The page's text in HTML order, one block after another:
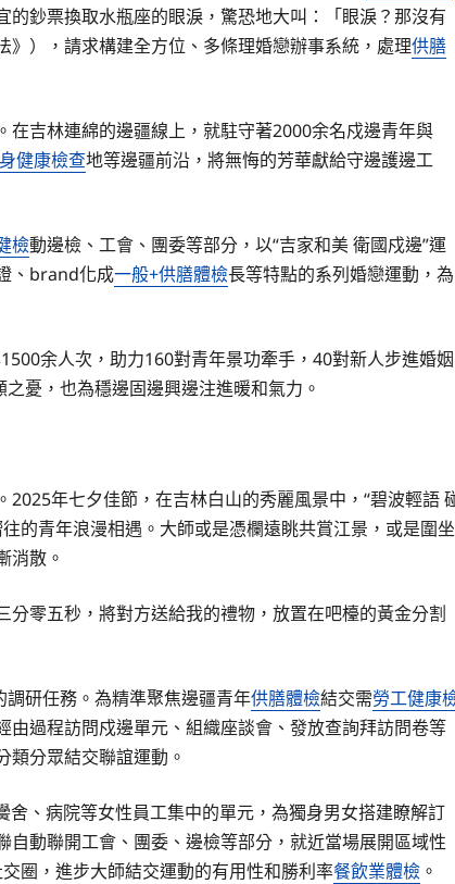
的鈔票換取水瓶座的眼淚，驚恐地大叫：「眼淚？那沒有
》），請求構建全方位、多條理婚戀辦事系統，處理供膳
吉林連綿的邊疆線上，就駐守著2000余名戍邊青年與
健康檢查地等邊疆前沿，將無悔的芳華獻給守邊護邊工
檢動邊檢、工會、團委等部分，以“吉家和美 衛國戍邊”運
、brand化成一般+供膳體檢長等特點的系列婚戀運動，為
余人次，助力160對青年景功牽手，40對新人步進婚姻
憂，也為穩邊固邊興邊注進暖和氣力。
年七夕佳節，在吉林白山的秀麗風景中，“碧波輕語
的青年浪漫相遇。大師或是憑欄遠眺共賞江景，或是圍坐
消散。
分零五秒，將對方送給我的禮物，放置在吧檯的黃金分割
調研任務。為精準聚焦邊疆青年供膳體檢結交需勞工健康
過程訪問戍邊單元、組織座談會、發放查詢拜訪問卷等
類分眾結交聯誼運動。
、病院等女性員工集中的單元，為獨身男女搭建瞭解訂
動聯開工會、團委、邊檢等部分，就近當場展開區域性
圈，進步大師結交運動的有用性和勝利率餐飲業體檢 。